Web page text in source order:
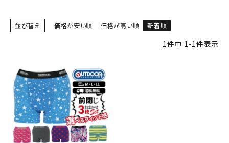
並び替え 価格が安い順 価格が高い順 新着順
1件中 1-1件表示